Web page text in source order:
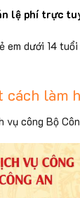
lệ phí trực
em dưới 14
làm
vụ công Bộ